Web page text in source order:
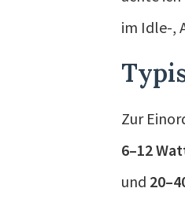
im Idle-,
Zur
6–12
und